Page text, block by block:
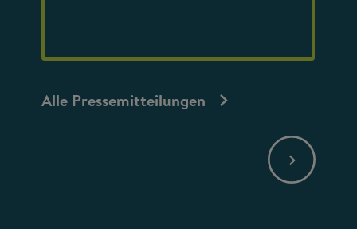
Alle Pressemitteilungen